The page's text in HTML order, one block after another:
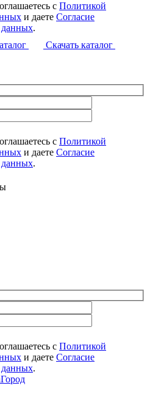
с Политикой
и даете Согласие
данных.
Скачать каталог
с Политикой
и даете Согласие
данных.
с Политикой
и даете Согласие
данных.